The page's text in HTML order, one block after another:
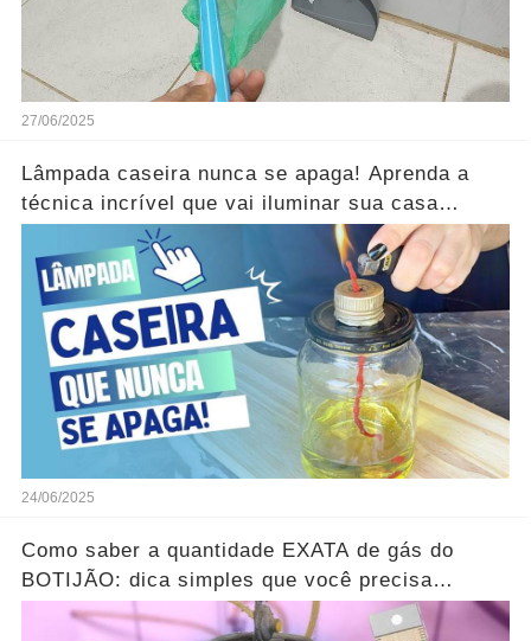
27/06/2025
Lâmpada caseira nunca se apaga! Aprenda a
técnica incrível que vai iluminar sua casa
durante apagões...Ver mais
24/06/2025
Como saber a quantidade EXATA de gás do
BOTIJÃO: dica simples que você precisa
conhecer...Ver mais